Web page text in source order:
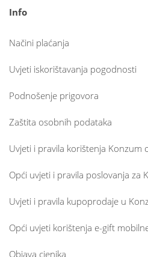
Info
Načini plaćanja
Uvjeti iskorištavanja pogodnosti
Podnošenje prigovora
Zaštita osobnih podataka
Uvjeti i pravila korištenja Konzum
Opći uvjeti i pravila poslovanja za
Uvjeti i pravila kupoprodaje u
Opći uvjeti korištenja e-gift
Objava cjenika